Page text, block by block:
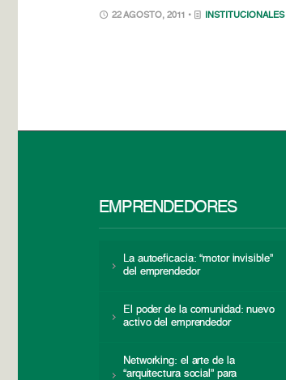
22 AGOSTO, 2011 • INSTITUCIONALES
EMPRENDEDORES
La autoeficacia: “motor invisible”
del emprendedor
El poder de la comunidad: nuevo
activo del emprendedor
Networking: el arte de la
“arquitectura social” para